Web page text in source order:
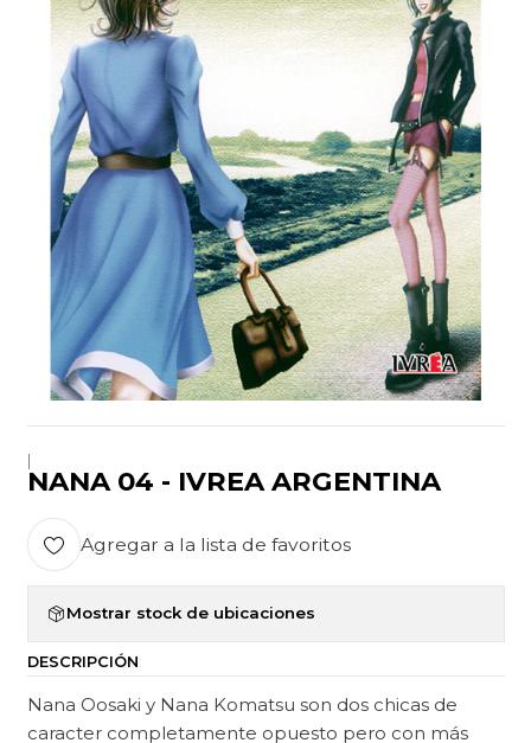
|
NANA 04 - IVREA ARGENTINA
Agregar a la lista de favoritos
Mostrar stock de ubicaciones
DESCRIPCIÓN
Nana Oosaki y Nana Komatsu son dos chicas de
caracter completamente opuesto pero con más